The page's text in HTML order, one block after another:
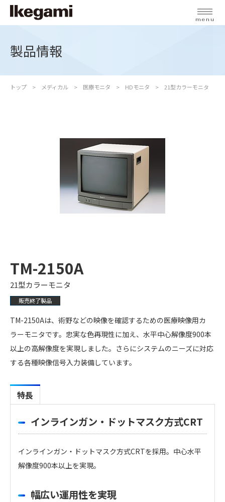
menu
製品情報
トップ メディカル 医療モニタ HDモニタ 21型カラーモニタ
TM-2150A
21型カラーモニタ
販売終了製品
TM-2150Aは、術野などの映像を確認するための医療映像用カ
ラーモニタです。忠実な色再現性に加え、水平中心解像度900本
以上の高解像度を実現しました。さらにシステムのニーズに対応
する各種映像信号入力装備しています。
特長
インラインガン・ドットマスク方式CRT
インラインガン・ドットマスク方式CRTを採用。中心水平
解像度900本以上を実現。
幅広い運用性を実現